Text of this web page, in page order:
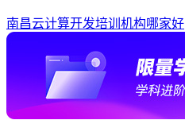
南昌云计算开发培训机构哪家好